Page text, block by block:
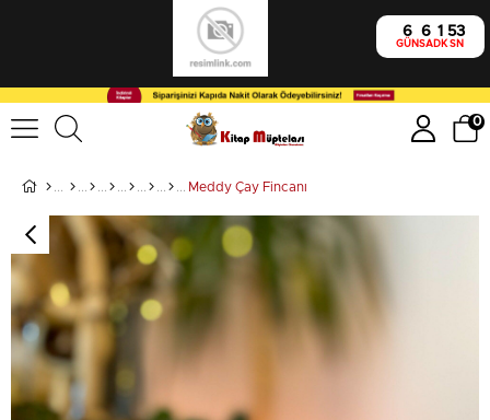
6
GÜN
6
SA
1
DK
53
SN
0
Meddy Çay Fincanı